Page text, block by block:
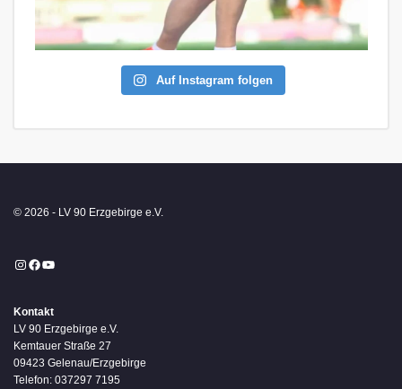
Auf Instagram folgen
© 2026 - LV 90 Erzgebirge e.V.
Instagram
Facebook
YouTube
Kontakt
LV 90 Erzgebirge e.V.
Kemtauer Straße 27
09423 Gelenau/Erzgebirge
Telefon: 037297 7195